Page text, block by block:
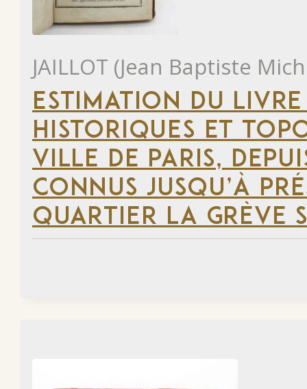
JAILLOT (Jean Baptiste
ESTIMATION DU
HISTORIQUES ET
VILLE DE PARIS,
CONNUS JUSQU’À
QUARTIER LA GRÈVE